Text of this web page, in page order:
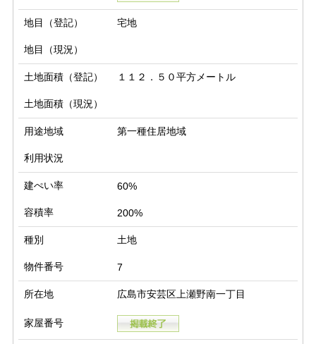
地目（登記） 宅地
地目（現況）
土地面積（登記） １１２．５０平方メートル
土地面積（現況）
用途地域 第一種住居地域
利用状況
建ぺい率 60%
容積率 200%
種別 土地
物件番号 7
所在地 広島市安芸区上瀬野南一丁目
家屋番号